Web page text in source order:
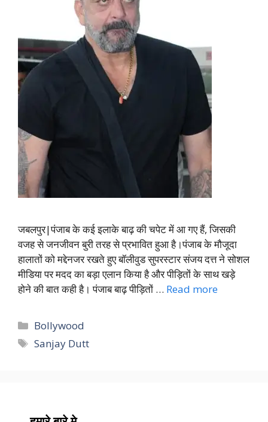
जबलपुर|पंजाब के कई इलाके बाढ़ की चपेट में आ गए हैं, जिसकी
वजह से जनजीवन बुरी तरह से प्रभावित हुआ है।पंजाब के मौजूदा
हालातों को मद्देनजर रखते हुए बॉलीवुड सुपरस्टार संजय दत्त ने सोशल
मीडिया पर मदद का बड़ा एलान किया है और पीड़ितों के साथ खड़े
होने की बात कही है। पंजाब बाढ़ पीड़ितों … Read more
Categories
Bollywood
Tags
Sanjay Dutt